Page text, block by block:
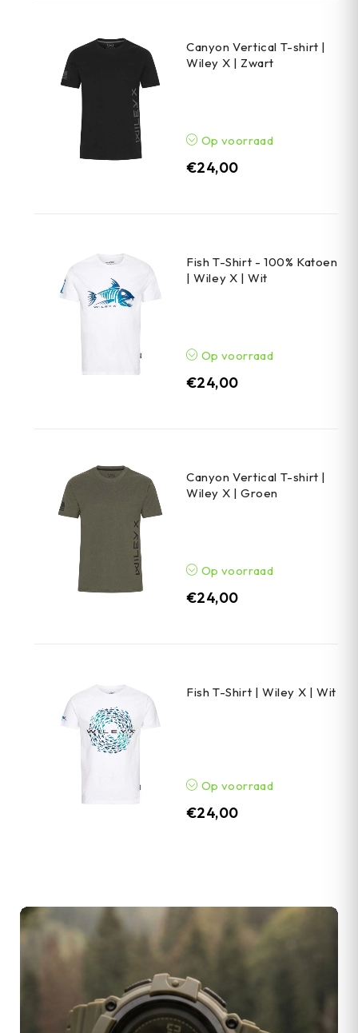
Canyon Vertical T-shirt |
Wiley X | Zwart
Op voorraad
€24,00
Fish T-Shirt - 100% Katoen
| Wiley X | Wit
Op voorraad
€24,00
Canyon Vertical T-shirt |
Wiley X | Groen
Op voorraad
€24,00
Fish T-Shirt | Wiley X | Wit
Op voorraad
€24,00